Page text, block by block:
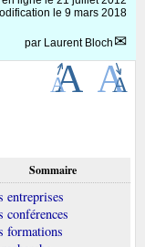
le 9 mars 2018
par Laurent Bloch
Sommaire
entreprises
conférences
formations